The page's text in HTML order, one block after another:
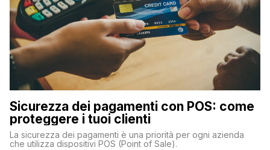
Sicurezza dei pagamenti con POS: come
proteggere i tuoi clienti
La sicurezza dei pagamenti è una priorità per ogni azienda
che utilizza dispositivi POS (Point of Sale).